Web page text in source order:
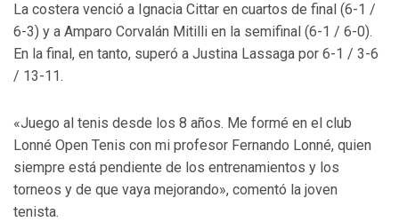
La costera venció a Ignacia Cittar en cuartos de final (6-1 /
6-3) y a Amparo Corvalán Mitilli en la semifinal (6-1 / 6-0).
En la final, en tanto, superó a Justina Lassaga por 6-1 / 3-6
/ 13-11.
«Juego al tenis desde los 8 años. Me formé en el club
Lonné Open Tenis con mi profesor Fernando Lonné, quien
siempre está pendiente de los entrenamientos y los
torneos y de que vaya mejorando», comentó la joven
tenista.